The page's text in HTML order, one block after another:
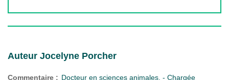
Auteur Jocelyne Porcher
Commentaire : Docteur en sciences animales. - Chargée